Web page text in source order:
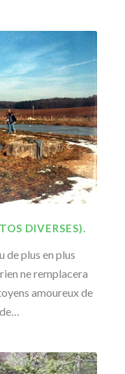
DIVERSES).
de plus en plus
ne remplacera
amoureux de